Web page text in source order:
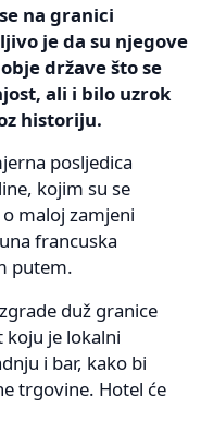
na granici
je da su njegove
države što se
ali i bilo uzrok
historiju.
posljedica
kojim su se
maloj zamjeni
francuska
putem.
duž granice
koju je lokalni
i bar, kako bi
trgovine. Hotel će